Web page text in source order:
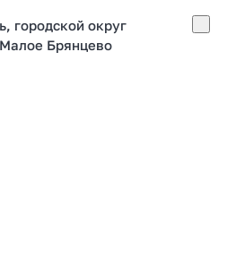
городской округ
Брянцево